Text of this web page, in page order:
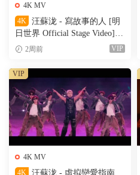
4K MV
4K
汪蘇泷 - 寫故事的人 [明
日世界 Official Stage Video]
（MKV-611M）
2周前 VIP
4K MV
4K
汪蘇泷 - 虛拟戀愛指南
VIP